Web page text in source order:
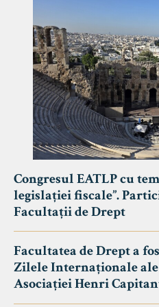
Congresul EATLP cu
legislației fiscale”.
Facultații de Drept
Facultatea de Drept a
Zilele Internaționale
Asociației Henri